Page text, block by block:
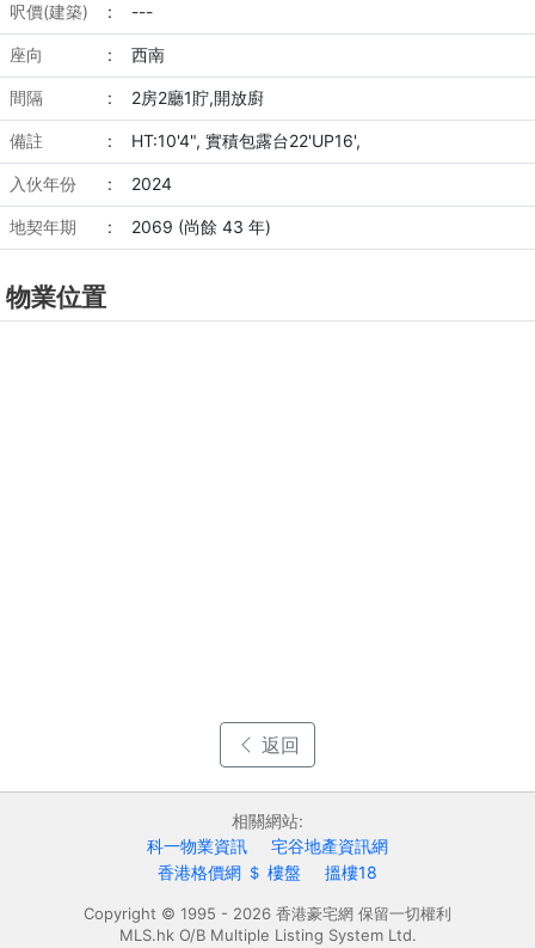
呎價(建築) : ---
座向 : 西南
間隔 : 2房2廳1貯,開放廚
備註 : HT:10'4", 實積包露台22'UP16',
入伙年份 : 2024
地契年期 : 2069 (尚餘 43 年)
物業位置
返回
相關網站:
科一物業資訊
宅谷地產資訊網
香港格價網 ＄ 樓盤
搵樓18
Copyright © 1995 - 2026 香港豪宅網 保留一切權利
MLS.hk O/B Multiple Listing System Ltd.